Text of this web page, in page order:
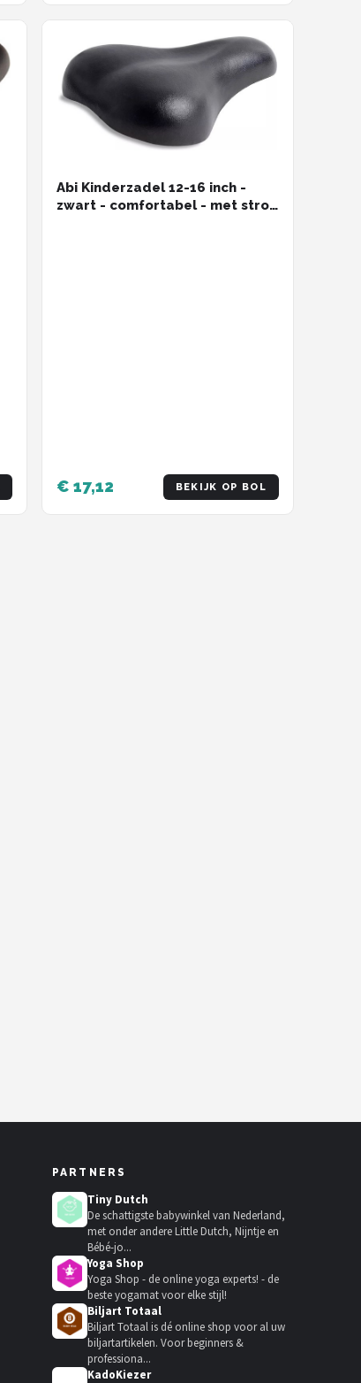
Abi Kinderzadel 12-16 inch -
zwart - comfortabel - met strop
€ 17,12 BEKIJK OP BOL
PARTNERS
Tiny Dutch
De schattigste babywinkel van Nederland,
met onder andere Little Dutch, Nijntje en
Bébé-jo...
Yoga Shop
Yoga Shop - de online yoga experts! - de
beste yogamat voor elke stijl!
Biljart Totaal
Biljart Totaal is dé online shop voor al uw
biljartartikelen. Voor beginners &
professiona...
KadoKiezer